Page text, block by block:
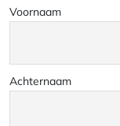
Voornaam
Achternaam